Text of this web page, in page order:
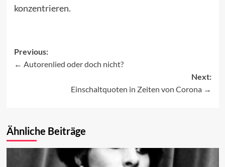
konzentrieren.
Post
navigation
Previous:
Autorenlied oder doch nicht?
Next:
Einschaltquoten in Zeiten von Corona
Ähnliche Beiträge